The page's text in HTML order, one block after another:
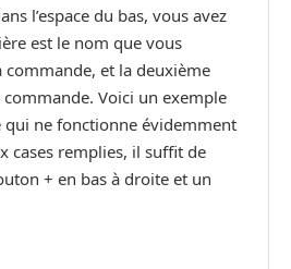
l’espace du bas, vous avez
est le nom que vous
et la deuxième
commande. Voici un exemple
qui ne fonctionne évidemment
cases remplies, il suffit de
+ en bas à droite et un